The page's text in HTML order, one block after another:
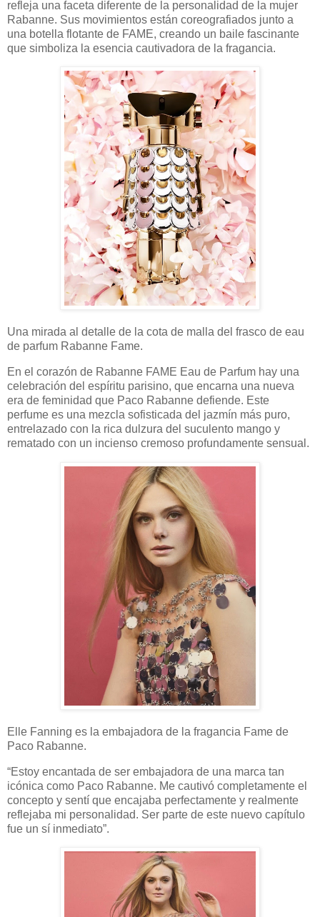
refleja una faceta diferente de la personalidad de la mujer
Rabanne. Sus movimientos están coreografiados junto a
una botella flotante de FAME, creando un baile fascinante
que simboliza la esencia cautivadora de la fragancia.
Una mirada al detalle de la cota de malla del frasco de eau
de parfum Rabanne Fame.
En el corazón de Rabanne FAME Eau de Parfum hay una
celebración del espíritu parisino, que encarna una nueva
era de feminidad que Paco Rabanne defiende. Este
perfume es una mezcla sofisticada del jazmín más puro,
entrelazado con la rica dulzura del suculento mango y
rematado con un incienso cremoso profundamente sensual.
Elle Fanning es la embajadora de la fragancia Fame de
Paco Rabanne.
“Estoy encantada de ser embajadora de una marca tan
icónica como Paco Rabanne. Me cautivó completamente el
concepto y sentí que encajaba perfectamente y realmente
reflejaba mi personalidad. Ser parte de este nuevo capítulo
fue un sí inmediato”.